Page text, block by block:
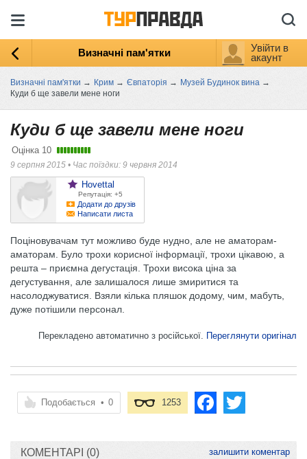
Визначні пам'ятки
Увійти в
акаунт
Визначні пам'ятки → Крим → Євпаторія → Музей Будинок вина →
Куди б ще завели мене ноги
Куди б ще завели мене ноги
Оцінка 10
9 серпня 2015 • Час поїздки: 9 червня 2014
Hovettal
Репутація: +5
Додати до друзів
Написати листа
Поціновувачам тут можливо буде нудно, але не аматорам-
аматорам. Було трохи корисної інформації, трохи цікавою, а
решта – приємна дегустація. Трохи висока ціна за
дегустування, але залишалося лише змиритися та
насолоджуватися. Взяли кілька пляшок додому, чим, мабуть,
дуже потішили персонал.
Перекладено автоматично з російської. Переглянути оригінал
Подобається • 0 1253
КОМЕНТАРІ (0) залишити коментар